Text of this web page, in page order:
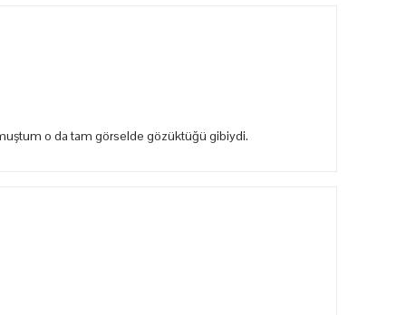
o da tam görselde gözüktüğü gibiydi.